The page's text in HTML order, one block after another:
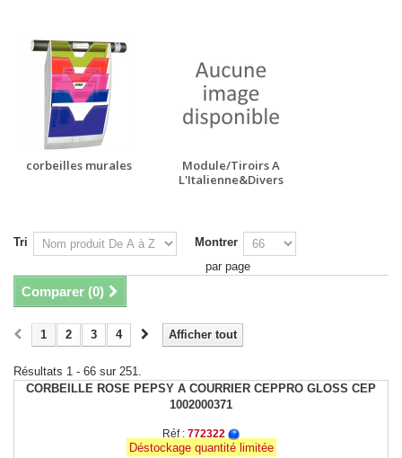
corbeilles murales
Module/Tiroirs A
L'Italienne&Divers
Tri
Montrer
par page
Comparer (0)
Afficher tout
1 2 3 4
Résultats 1 - 66 sur 251.
CORBEILLE ROSE PEPSY A COURRIER CEPPRO GLOSS CEP
1002000371
Réf : 772322
Déstockage quantité limitée